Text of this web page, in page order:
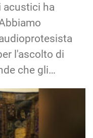
acustici ha
l'ascolto di
che gli…